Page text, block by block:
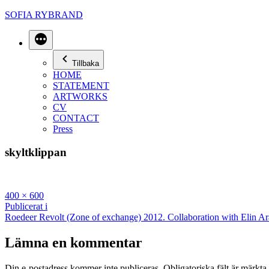
Hoppa
SOFIA RYBRAND
Mer
Tillbaka
HOME
STATEMENT
ARTWORKS
CV
CONTACT
Press
skyltklippan
Full
storlek
400 × 600
Inläggsnavigering
Publicerat i
Roedeer Revolt (Zone of exchange) 2012. Collaboration with Elin
Lämna en kommentar